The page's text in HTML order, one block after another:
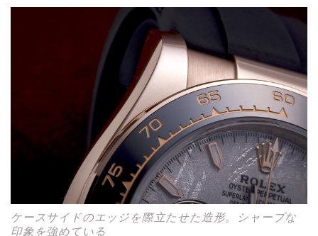
ケースサイドのエッジを際立たせた造形。シャープな
印象を強めている